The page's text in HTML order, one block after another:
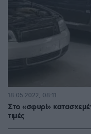
Στο «σφυρί»
τιμές
18.05.2022, 08:11